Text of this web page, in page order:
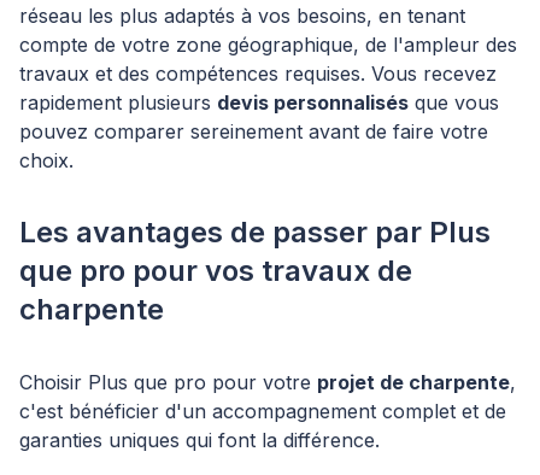
réseau les plus adaptés à vos besoins, en tenant
compte de votre zone géographique, de l'ampleur des
travaux et des compétences requises. Vous recevez
rapidement plusieurs devis personnalisés que vous
pouvez comparer sereinement avant de faire votre
choix.
Les avantages de passer par Plus
que pro pour vos travaux de
charpente
Choisir Plus que pro pour votre projet de charpente,
c'est bénéficier d'un accompagnement complet et de
garanties uniques qui font la différence.